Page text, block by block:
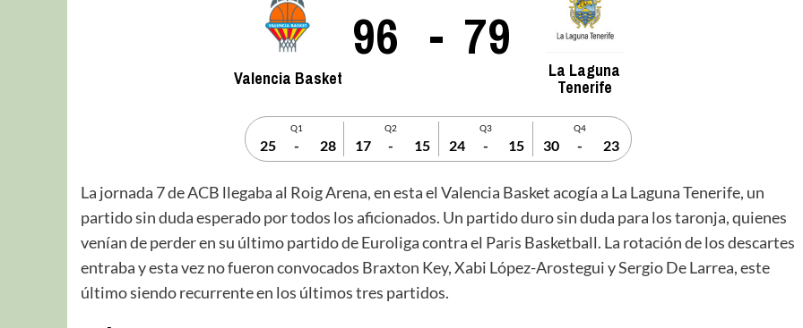
Valencia Basket
96 - 79
La Laguna
Tenerife
Q1
25 - 28
Q2
17 - 15
Q3
24 - 15
Q4
30 - 23
La jornada 7 de ACB llegaba al Roig Arena, en esta el Valencia Basket acogía a La Laguna Tenerife, un
partido sin duda esperado por todos los aficionados. Un partido duro sin duda para los taronja, quienes
venían de perder en su último partido de Euroliga contra el Paris Basketball. La rotación de los descartes
entraba y esta vez no fueron convocados Braxton Key, Xabi López-Arostegui y Sergio De Larrea, este
último siendo recurrente en los últimos tres partidos.